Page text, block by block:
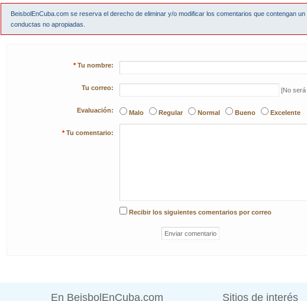
BeisbolEnCuba.com se reserva el derecho de eliminar y/o modificar los comentarios que contengan
conductas no apropiadas.
* Tu nombre:
Tu correo: [No será
Evaluación: Malo Regular Normal Bueno Excelente
* Tu comentario:
Recibir los siguientes comentarios por correo
En BeisbolEnCuba.com Sitios de interés